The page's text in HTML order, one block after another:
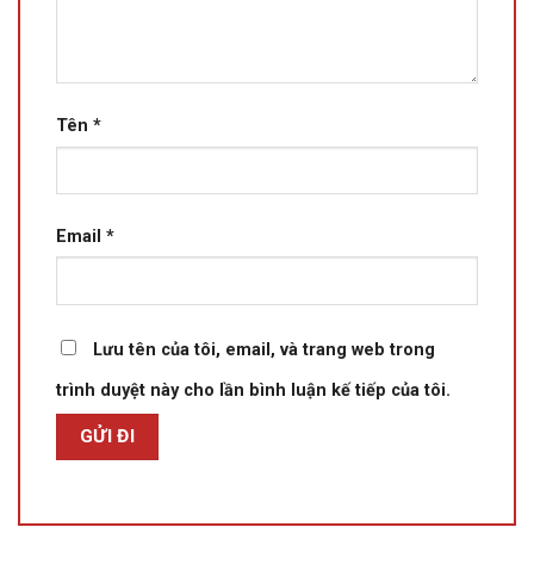
Tên *
Email *
Lưu tên của tôi, email, và trang web trong
trình duyệt này cho lần bình luận kế tiếp của tôi.